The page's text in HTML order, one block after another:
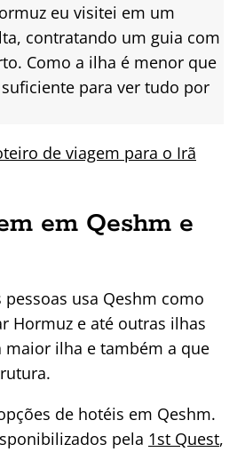
eu visitei em um
contratando um guia com
Como a ilha é menor que
para ver tudo por
de viagem para o Irã
em Qeshm e
usa Qeshm como
Hormuz e até outras ilhas
maior ilha e também a que
de hotéis em Qeshm.
pela 1st Quest,